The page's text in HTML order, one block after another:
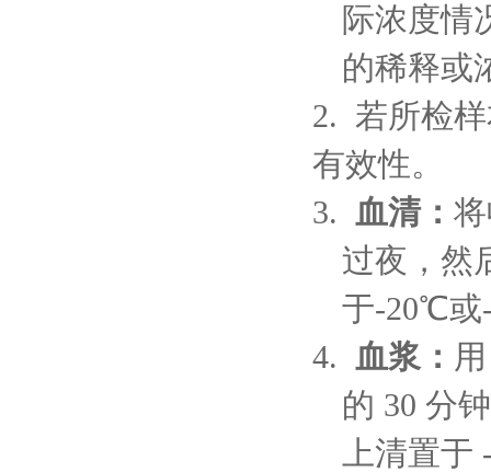
际浓度情
的稀释或
2. 若所检
有效性。
3. 血清：
过夜，然
于-20℃或
4. 血浆： 用
的 30 分
上清置